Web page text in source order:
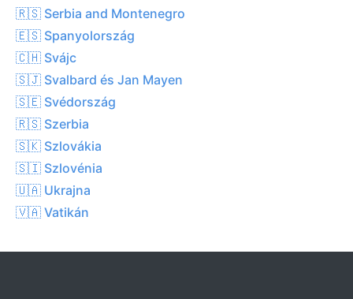
🇷🇸 Serbia and Montenegro
🇪🇸 Spanyolország
🇨🇭 Svájc
🇸🇯 Svalbard és Jan Mayen
🇸🇪 Svédország
🇷🇸 Szerbia
🇸🇰 Szlovákia
🇸🇮 Szlovénia
🇺🇦 Ukrajna
🇻🇦 Vatikán